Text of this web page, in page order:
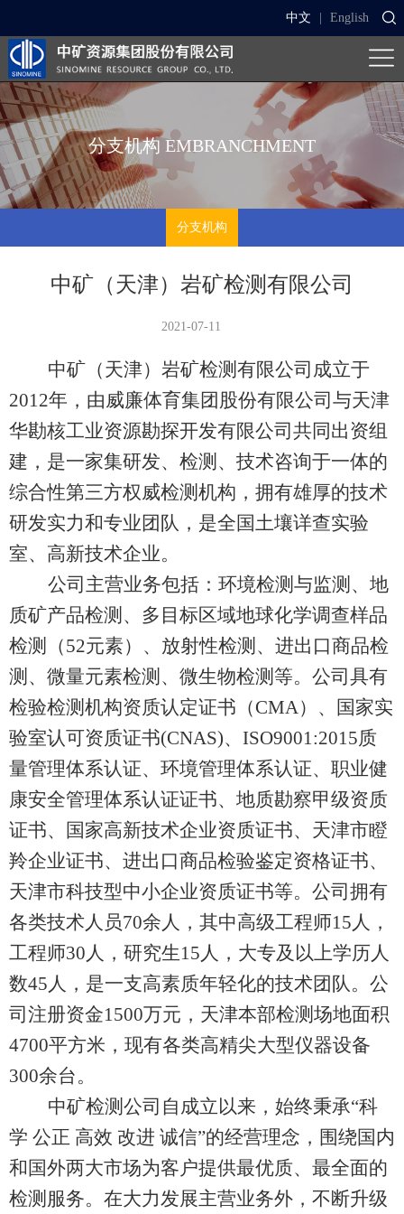
中文 English
分支机构 EMBRANCHMENT
分支机构
中矿（天津）岩矿检测有限公司
2021-07-11
中矿（天津）岩矿检测有限公司成立于
2012年，由威廉体育集团股份有限公司与天津
华勘核工业资源勘探开发有限公司共同出资组
建，是一家集研发、检测、技术咨询于一体的
综合性第三方权威检测机构，拥有雄厚的技术
研发实力和专业团队，是全国土壤详查实验
室、高新技术企业。
公司主营业务包括：环境检测与监测、地
质矿产品检测、多目标区域地球化学调查样品
检测（52元素）、放射性检测、进出口商品检
测、微量元素检测、微生物检测等。公司具有
检验检测机构资质认定证书（CMA）、国家实
验室认可资质证书(CNAS)、ISO9001:2015质
量管理体系认证、环境管理体系认证、职业健
康安全管理体系认证证书、地质勘察甲级资质
证书、国家高新技术企业资质证书、天津市瞪
羚企业证书、进出口商品检验鉴定资格证书、
天津市科技型中小企业资质证书等。公司拥有
各类技术人员70余人，其中高级工程师15人，
工程师30人，研究生15人，大专及以上学历人
数45人，是一支高素质年轻化的技术团队。公
司注册资金1500万元，天津本部检测场地面积
4700平方米，现有各类高精尖大型仪器设备
300余台。
中矿检测公司自成立以来，始终秉承“科
学 公正 高效 改进 诚信”的经营理念，围绕国内
和国外两大市场为客户提供最优质、最全面的
检测服务。在大力发展主营业务外，不断升级